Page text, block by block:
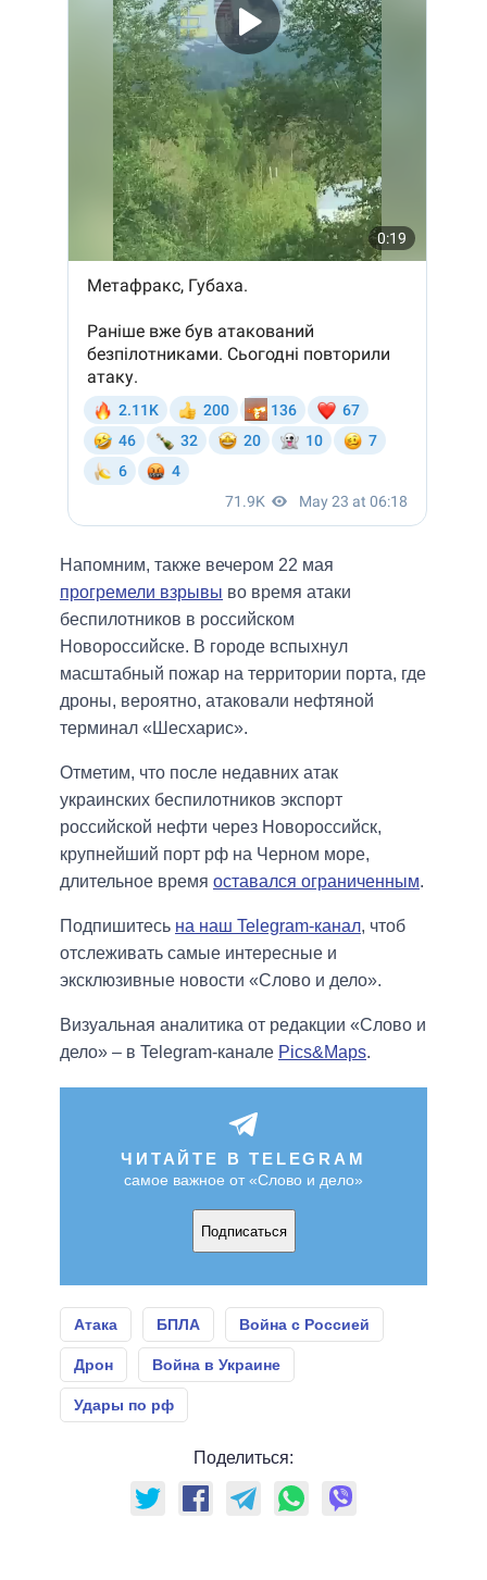
Напомним, также вечером 22 мая
прогремели взрывы во время атаки
беспилотников в российском
Новороссийске. В городе вспыхнул
масштабный пожар на территории порта, где
дроны, вероятно, атаковали нефтяной
терминал «Шесхарис».
Отметим, что после недавних атак
украинских беспилотников экспорт
российской нефти через Новороссийск,
крупнейший порт рф на Черном море,
длительное время оставался ограниченным.
Подпишитесь на наш Telegram-канал, чтоб
отслеживать самые интересные и
эксклюзивные новости «Слово и дело».
Визуальная аналитика от редакции «Слово и
дело» – в Telegram-канале Pics&Maps.
ЧИТАЙТЕ В TELEGRAM
самое важное от «Слово и дело»
Подписаться
Атака БПЛА Война с Россией
Дрон Война в Украине
Удары по рф
Поделиться: